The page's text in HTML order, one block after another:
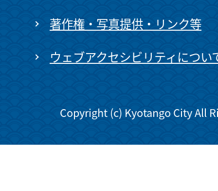
著作権・写真提供・リンク等
ウェブアクセシビリティについ
Copyright (c) Kyotango City All